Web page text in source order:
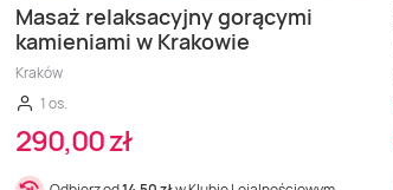
Masaż relaksacyjny gorącymi
kamieniami w Krakowie
Kraków
1 os.
290,00 zł